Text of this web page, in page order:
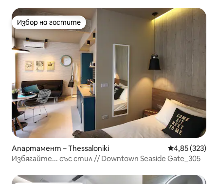
Избор на гостите
Избор на гостите
Апартамент – Thessaloniki Средна
4,85 (323)
Избягайте... със стил // Downtown Seaside Gate_305